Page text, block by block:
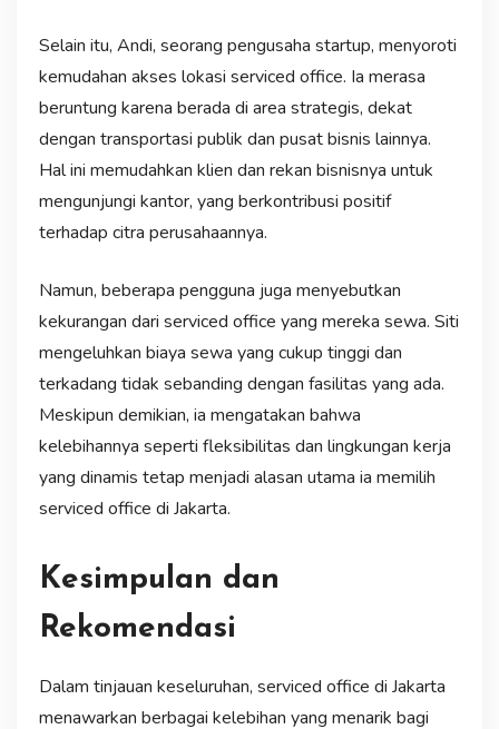
Selain itu, Andi, seorang pengusaha startup, menyoroti
kemudahan akses lokasi serviced office. Ia merasa
beruntung karena berada di area strategis, dekat
dengan transportasi publik dan pusat bisnis lainnya.
Hal ini memudahkan klien dan rekan bisnisnya untuk
mengunjungi kantor, yang berkontribusi positif
terhadap citra perusahaannya.
Namun, beberapa pengguna juga menyebutkan
kekurangan dari serviced office yang mereka sewa. Siti
mengeluhkan biaya sewa yang cukup tinggi dan
terkadang tidak sebanding dengan fasilitas yang ada.
Meskipun demikian, ia mengatakan bahwa
kelebihannya seperti fleksibilitas dan lingkungan kerja
yang dinamis tetap menjadi alasan utama ia memilih
serviced office di Jakarta.
Kesimpulan dan
Rekomendasi
Dalam tinjauan keseluruhan, serviced office di Jakarta
menawarkan berbagai kelebihan yang menarik bagi